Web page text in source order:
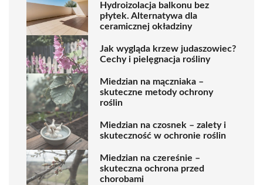
Hydroizolacja balkonu bez
płytek. Alternatywa dla
ceramicznej okładziny
Jak wygląda krzew judaszowiec?
Cechy i pielęgnacja rośliny
Miedzian na mączniaka –
skuteczne metody ochrony
roślin
Miedzian na czosnek – zalety i
skuteczność w ochronie roślin
Miedzian na czereśnie –
skuteczna ochrona przed
chorobami